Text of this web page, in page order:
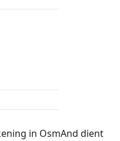
in OsmAnd dient